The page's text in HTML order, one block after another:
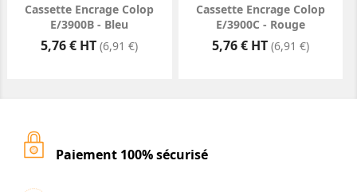
Cassette Encrage Colop
E/3900B - Bleu
Prix
5,76 € HT (6,91 €)
Cassette Encrage Colop
E/3900C - Rouge
Prix
5,76 € HT (6,91 €)
Paiement 100% sécurisé